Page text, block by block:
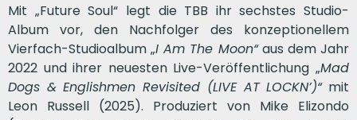
Mit „Future Soul“ legt die TBB ihr sechstes Studio-
Album vor, den Nachfolger des konzeptionellem
Vierfach-Studioalbum „I Am The Moon“aus dem Jahr
2022 und ihrer neuesten Live-Veröffentlichung „Mad
Dogs & Englishmen Revisited (LIVE AT LOCKN’)“mit
Leon Russell (2025). Produziert von Mike Elizondo